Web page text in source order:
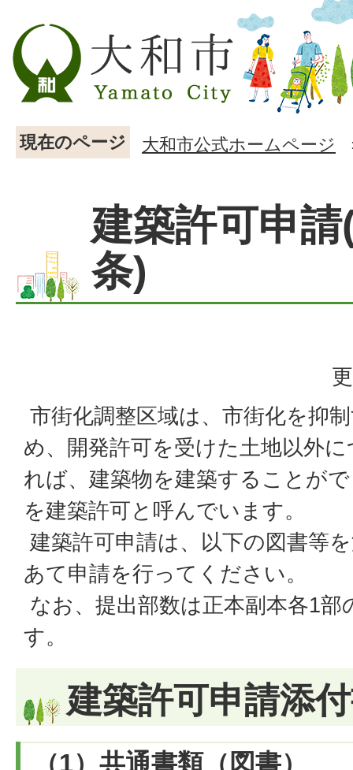
現在のページ 大和市公式ホームページ
建築許可申
条)
市街化調整区域は、市街化を抑
め、開発許可を受けた土地以外
れば、建築物を建築することが
を建築許可と呼んでいます。
建築許可申請は、以下の図書等
あて申請を行ってください。
なお、提出部数は正本副本各1部
す。
建築許可申請添
（1）共通書類（図書）